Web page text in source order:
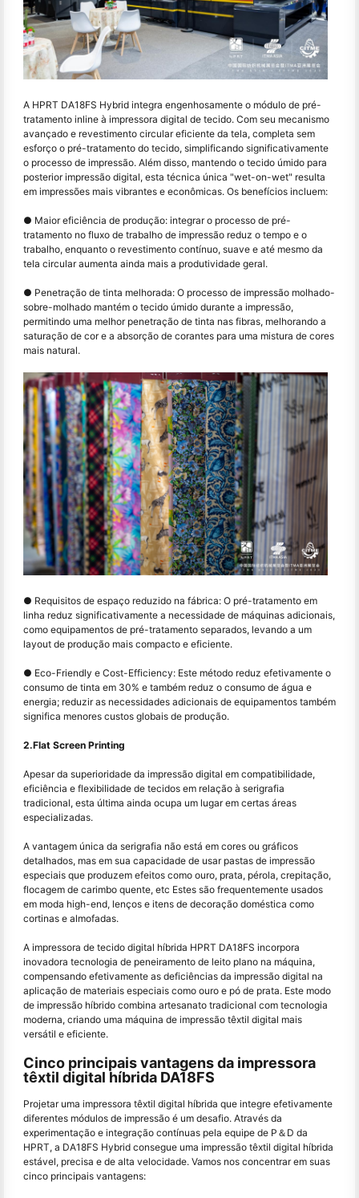
A HPRT DA18FS Hybrid integra engenhosamente o módulo de pré-
tratamento inline à impressora digital de tecido. Com seu mecanismo
avançado e revestimento circular eficiente da tela, completa sem
esforço o pré-tratamento do tecido, simplificando significativamente
o processo de impressão. Além disso, mantendo o tecido úmido para
posterior impressão digital, esta técnica única "wet-on-wet" resulta
em impressões mais vibrantes e econômicas. Os benefícios incluem:
● Maior eficiência de produção: integrar o processo de pré-
tratamento no fluxo de trabalho de impressão reduz o tempo e o
trabalho, enquanto o revestimento contínuo, suave e até mesmo da
tela circular aumenta ainda mais a produtividade geral.
● Penetração de tinta melhorada: O processo de impressão molhado-
sobre-molhado mantém o tecido úmido durante a impressão,
permitindo uma melhor penetração de tinta nas fibras, melhorando a
saturação de cor e a absorção de corantes para uma mistura de cores
mais natural.
● Requisitos de espaço reduzido na fábrica: O pré-tratamento em
linha reduz significativamente a necessidade de máquinas adicionais,
como equipamentos de pré-tratamento separados, levando a um
layout de produção mais compacto e eficiente.
● Eco-Friendly e Cost-Efficiency: Este método reduz efetivamente o
consumo de tinta em 30% e também reduz o consumo de água e
energia; reduzir as necessidades adicionais de equipamentos também
significa menores custos globais de produção.
2.Flat Screen Printing
Apesar da superioridade da impressão digital em compatibilidade,
eficiência e flexibilidade de tecidos em relação à serigrafia
tradicional, esta última ainda ocupa um lugar em certas áreas
especializadas.
A vantagem única da serigrafia não está em cores ou gráficos
detalhados, mas em sua capacidade de usar pastas de impressão
especiais que produzem efeitos como ouro, prata, pérola, crepitação,
flocagem de carimbo quente, etc Estes são frequentemente usados
em moda high-end, lenços e itens de decoração doméstica como
cortinas e almofadas.
A impressora de tecido digital híbrida HPRT DA18FS incorpora
inovadora tecnologia de peneiramento de leito plano na máquina,
compensando efetivamente as deficiências da impressão digital na
aplicação de materiais especiais como ouro e pó de prata. Este modo
de impressão híbrido combina artesanato tradicional com tecnologia
moderna, criando uma máquina de impressão têxtil digital mais
versátil e eficiente.
Cinco principais vantagens da impressora
têxtil digital híbrida DA18FS
Projetar uma impressora têxtil digital híbrida que integre efetivamente
diferentes módulos de impressão é um desafio. Através da
experimentação e integração contínuas pela equipe de P＆D da
HPRT, a DA18FS Hybrid consegue uma impressão têxtil digital híbrida
estável, precisa e de alta velocidade. Vamos nos concentrar em suas
cinco principais vantagens: